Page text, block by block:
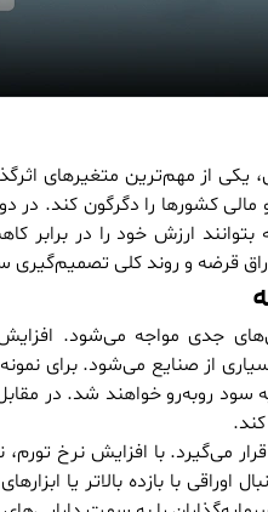
از مهم‌ترین متغیرهای
کشورها را دگرگون کند. در
بتوانند ارزش خود را در
قرضه و روند کلی
جدی مواجه می‌شود.
از صنایع می‌شود. برای
روبه‌رو خواهند شد. در
می‌گیرد. با افزایش نرخ
با بازده بالاتر یا